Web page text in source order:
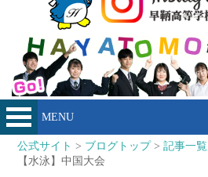
MENU
公式サイト > ブログトップ>記事一覧
【水泳】中国大会